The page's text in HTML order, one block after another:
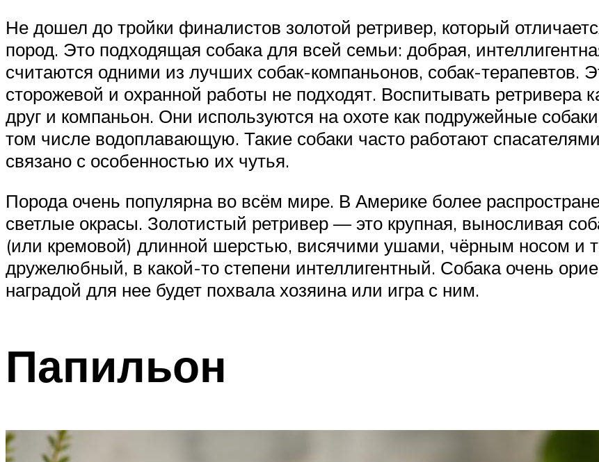
Не дошел до тройки финалистов золотой ретривер, который
пород. Это подходящая собака для всей семьи: добрая,
считаются одними из лучших собак-компаньонов, собак-терапевтов.
сторожевой и охранной работы не подходят. Воспитывать ретривера
друг и компаньон. Они используются на охоте как подружейные
том числе водоплавающую. Такие собаки часто работают
связано с особенностью их чутья.
Порода очень популярна во всём мире. В Америке более
светлые окрасы. Золотистый ретривер — это крупная, выносливая
(или кремовой) длинной шерстью, висячими ушами, чёрным носом и
дружелюбный, в какой-то степени интеллигентный. Собака очень
наградой для нее будет похвала хозяина или игра с ним.
Папильон